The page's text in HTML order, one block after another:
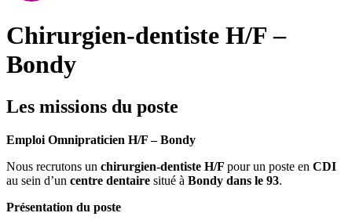
Chirurgien-dentiste H/F –
Bondy
Les missions du poste
Emploi Omnipraticien H/F – Bondy
Nous recrutons un chirurgien-dentiste H/F pour un poste en CDI
au sein d’un centre dentaire situé à Bondy dans le 93.
Présentation du poste